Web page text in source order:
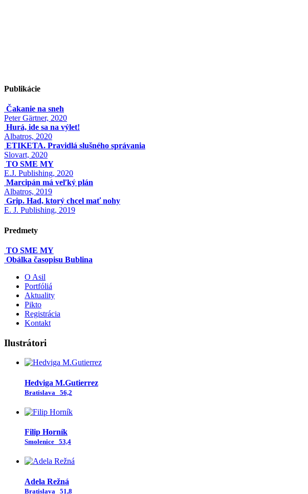
Publikácie
Čakanie na sneh
Peter Gärtner, 2020
Hurá, ide sa na výlet!
Albatros, 2020
ETIKETA. Pravidlá slušného správania
Slovart, 2020
TO SME MY
E.J. Publishing, 2020
Marcipán má veľký plán
Albatros, 2019
Grip. Had, ktorý chcel mať nohy
E. J. Publishing, 2019
Predmety
TO SME MY
Obálka časopisu Bublina
O Asil
Portfóliá
Aktuality
Pikto
Registrácia
Kontakt
Ilustrátori
Hedviga M.Gutierrez
Bratislava 56,2
Filip Horník
Smolenice 53,4
Adela Režná
Bratislava 51,8